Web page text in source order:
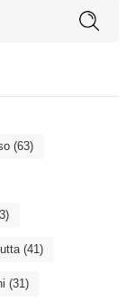
(63)
(41)
(31)